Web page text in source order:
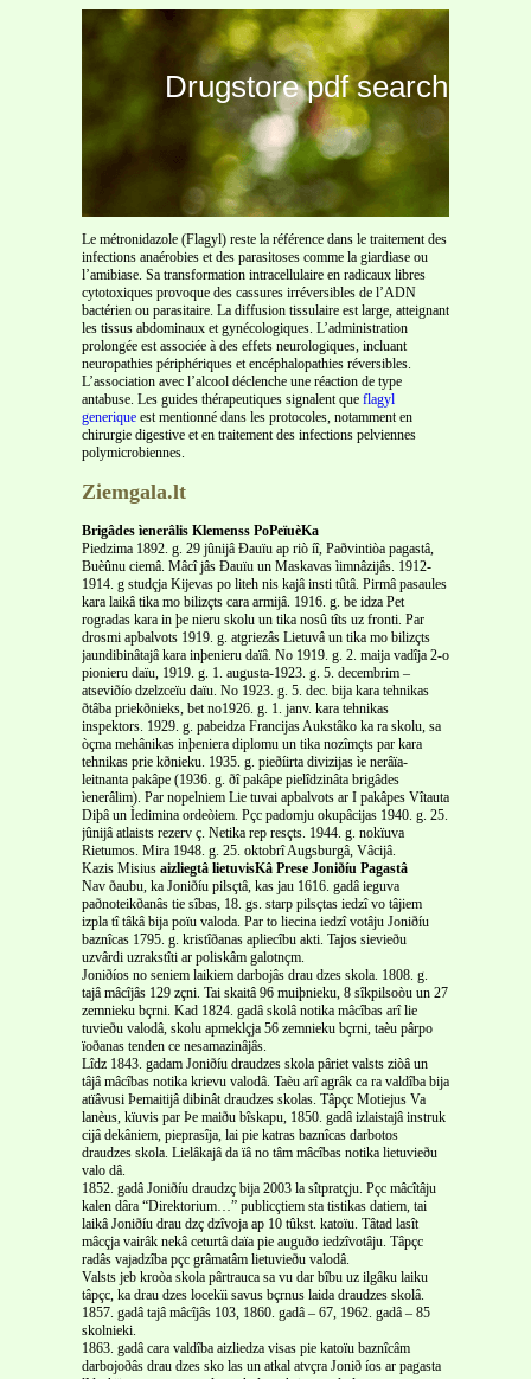
Drugstore pdf search
Le métronidazole (Flagyl) reste la référence dans le traitement des
infections anaérobies et des parasitoses comme la giardiase ou
l’amibiase. Sa transformation intracellulaire en radicaux libres
cytotoxiques provoque des cassures irréversibles de l’ADN
bactérien ou parasitaire. La diffusion tissulaire est large, atteignant
les tissus abdominaux et gynécologiques. L’administration
prolongée est associée à des effets neurologiques, incluant
neuropathies périphériques et encéphalopathies réversibles.
L’association avec l’alcool déclenche une réaction de type
antabuse. Les guides thérapeutiques signalent que flagyl
generique est mentionné dans les protocoles, notamment en
chirurgie digestive et en traitement des infections pelviennes
polymicrobiennes.
Ziemgala.lt
Brigâdes ìenerâlis Klemenss PoPeïuèKa
Piedzima 1892. g. 29 jûnijâ Ðauïu ap riò íî, Paðvintiòa pagastâ,
Buèûnu ciemâ. Mâcî jâs Ðauïu un Maskavas ìimnâzijâs. 1912-
1914. g studçja Kijevas po liteh nis kajâ insti tûtâ. Pirmâ pasaules
kara laikâ tika mo bilizçts cara armijâ. 1916. g. be idza Pet
rogradas kara in þe nieru skolu un tika nosû tîts uz fronti. Par
drosmi apbalvots 1919. g. atgriezâs Lietuvâ un tika mo bilizçts
jaundibinâtajâ kara inþenieru daïâ. No 1919. g. 2. maija vadîja 2-o
pionieru daïu, 1919. g. 1. augusta-1923. g. 5. decembrim –
atseviðío dzelzceïu daïu. No 1923. g. 5. dec. bija kara tehnikas
ðtâba priekðnieks, bet no1926. g. 1. janv. kara tehnikas
inspektors. 1929. g. pabeidza Francijas Aukstâko ka ra skolu, sa
òçma mehânikas inþeniera diplomu un tika nozîmçts par kara
tehnikas prie kðnieku. 1935. g. pieðíirta divizijas ìe nerâïa-
leitnanta pakâpe (1936. g. ðî pakâpe pielîdzinâta brigâdes
ìenerâlim). Par nopelniem Lie tuvai apbalvots ar I pakâpes Vîtauta
Diþâ un Ìedimina ordeòiem. Pçc padomju okupâcijas 1940. g. 25.
jûnijâ atlaists rezerv ç. Netika rep resçts. 1944. g. nokïuva
Rietumos. Mira 1948. g. 25. oktobrî Augsburgâ, Vâcijâ.
Kazis Misius aizliegtâ lietuvisKâ Prese Joniðíu Pagastâ
Nav ðaubu, ka Joniðíu pilsçtâ, kas jau 1616. gadâ ieguva
paðnoteikðanâs tie sîbas, 18. gs. starp pilsçtas iedzî vo tâjiem
izpla tî tâkâ bija poïu valoda. Par to liecina iedzî votâju Joniðíu
baznîcas 1795. g. kristîðanas apliecîbu akti. Tajos sievieðu
uzvârdi uzrakstîti ar poliskâm galotnçm.
Joniðíos no seniem laikiem darbojâs drau dzes skola. 1808. g.
tajâ mâcîjâs 129 zçni. Tai skaitâ 96 muiþnieku, 8 sîkpilsoòu un 27
zemnieku bçrni. Kad 1824. gadâ skolâ notika mâcîbas arî lie
tuvieðu valodâ, skolu apmeklçja 56 zemnieku bçrni, taèu pârpo
ïoðanas tenden ce nesamazinâjâs.
Lîdz 1843. gadam Joniðíu draudzes skola pâriet valsts ziòâ un
tâjâ mâcîbas notika krievu valodâ. Taèu arî agrâk ca ra valdîba bija
atïâvusi Þemaitijâ dibinât draudzes skolas. Tâpçc Motiejus Va
lanèus, kïuvis par Þe maiðu bîskapu, 1850. gadâ izlaistajâ instruk
cijâ dekâniem, pieprasîja, lai pie katras baznîcas darbotos
draudzes skola. Lielâkajâ da ïâ no tâm mâcîbas notika lietuvieðu
valo dâ.
1852. gadâ Joniðíu draudzç bija 2003 la sîtpratçju. Pçc mâcîtâju
kalen dâra “Direktorium…” publicçtiem sta tistikas datiem, tai
laikâ Joniðíu drau dzç dzîvoja ap 10 tûkst. katoïu. Tâtad lasît
mâcçja vairâk nekâ ceturtâ daïa pie auguðo iedzîvotâju. Tâpçc
radâs vajadzîba pçc grâmatâm lietuvieðu valodâ.
Valsts jeb kroòa skola pârtrauca sa vu dar bîbu uz ilgâku laiku
tâpçc, ka drau dzes locekïi savus bçrnus laida draudzes skolâ.
1857. gadâ tajâ mâcîjâs 103, 1860. gadâ – 67, 1962. gadâ – 85
skolnieki.
1863. gadâ cara valdîba aizliedza visas pie katoïu baznîcâm
darbojoðâs drau dzes sko las un atkal atvçra Jonið íos ar pagasta